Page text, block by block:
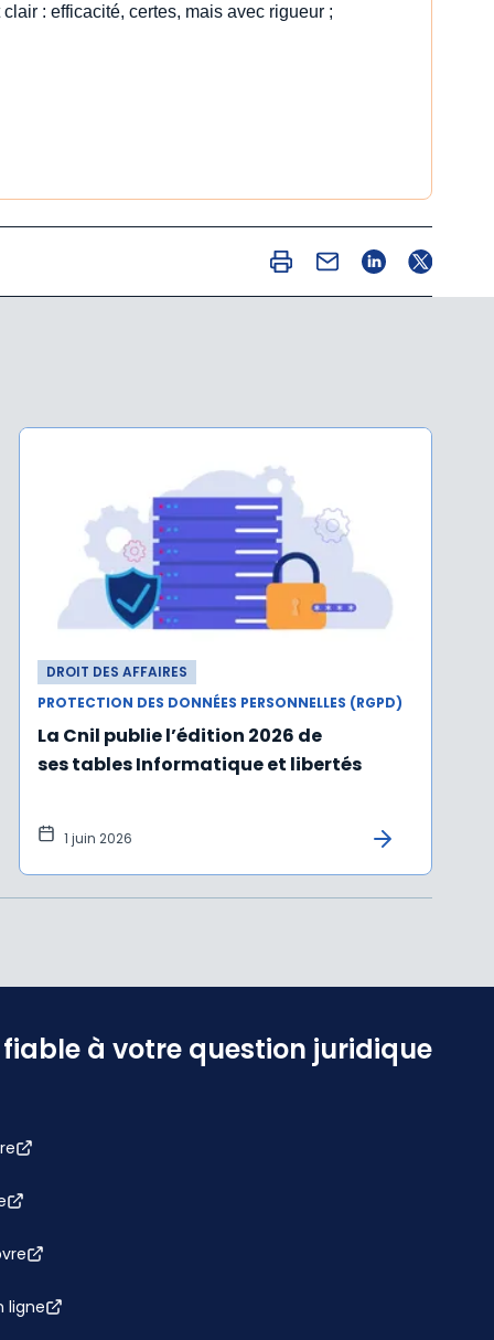
: efficacité, certes, mais avec rigueur ;
DROIT DES AFFAIRES
PROTECTION DES DONNÉES PERSONNELLES (RGPD)
La Cnil publie l’édition 2026 de
ses tables Informatique et libertés
1 juin 2026
à votre question juridique
ligne